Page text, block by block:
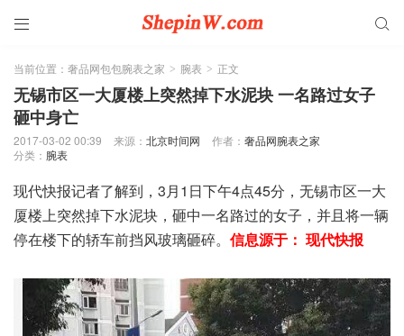
 
当前位置： 奢品网包包腕表之家 > 腕表 > 正文
无锡市区一大厦楼上突然掉下水泥块 一名路过女子
砸中身亡
2017-03-02 00:39 来源： 北京时间网 作者： 奢品网腕表之家
分类： 腕表
现代快报记者了解到，3月1日下午4点45分，无锡市区一大
厦楼上突然掉下水泥块，砸中一名路过的女子，并且将一辆
停在楼下的轿车前挡风玻璃砸碎。 信息源于： 现代快报